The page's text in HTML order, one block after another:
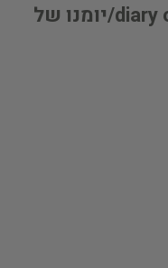
diary of a wimpy kid-no brainer/יומנו של